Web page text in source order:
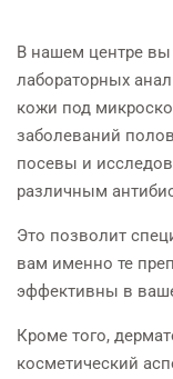
В нашем центре вы
лабораторных
кожи под
заболеваний
посевы и
различным
Это позволит
вам именно те
эффективны в
Кроме того,
косметический